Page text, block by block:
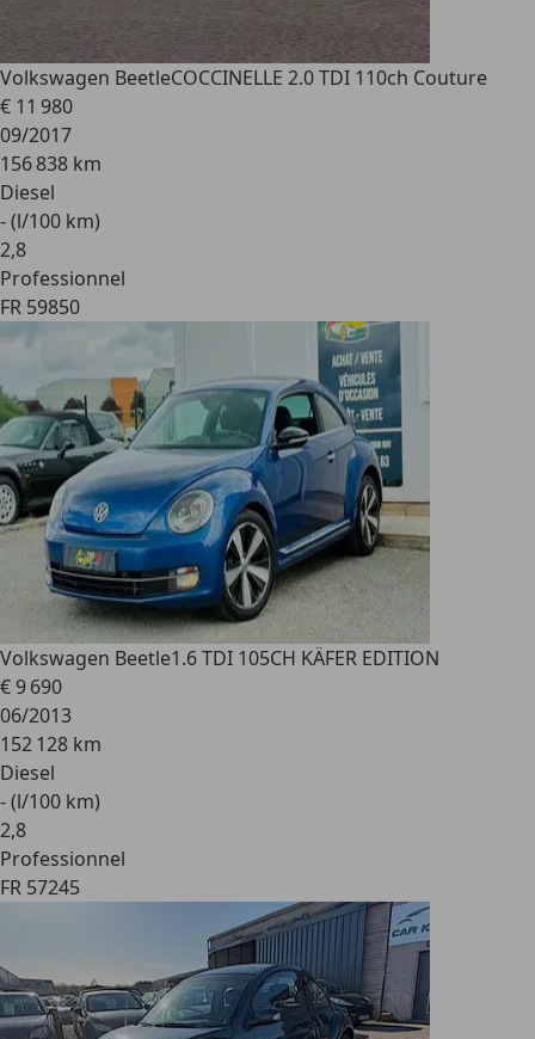
Volkswagen BeetleCOCCINELLE 2.0 TDI 110ch Couture
€ 11 980
09/2017
156 838 km
Diesel
- (l/100 km)
2,8
Professionnel
FR 59850
Volkswagen Beetle1.6 TDI 105CH KÄFER EDITION
€ 9 690
06/2013
152 128 km
Diesel
- (l/100 km)
2,8
Professionnel
FR 57245